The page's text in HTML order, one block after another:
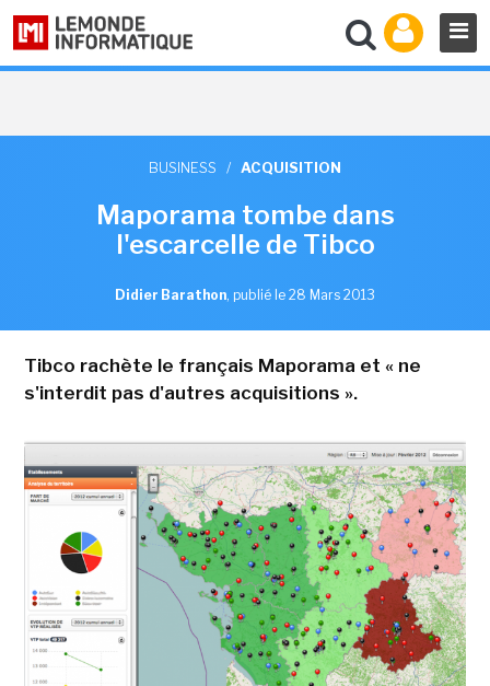
BUSINESS / ACQUISITION
Maporama tombe dans
l'escarcelle de Tibco
Didier Barathon, publié le 28 Mars 2013
Tibco rachète le français Maporama et « ne
s'interdit pas d'autres acquisitions ».